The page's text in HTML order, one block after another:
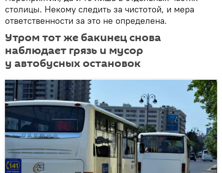
столицы. Некому следить за чистотой, и мера
ответственности за это не определена.
Утром тот же бакинец снова
наблюдает грязь и мусор
у автобусных остановок